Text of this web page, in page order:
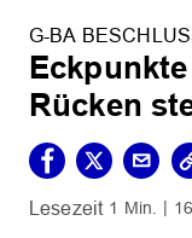
G-BA
Rücken
1 Min.